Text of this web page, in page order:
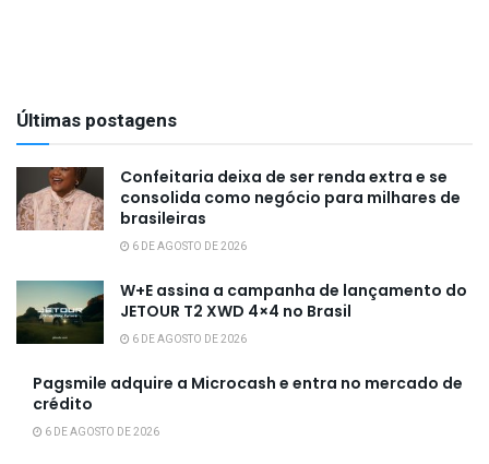
Últimas postagens
Confeitaria deixa de ser renda extra e se
consolida como negócio para milhares de
brasileiras
6 DE AGOSTO DE 2026
W+E assina a campanha de lançamento do
JETOUR T2 XWD 4×4 no Brasil
6 DE AGOSTO DE 2026
Pagsmile adquire a Microcash e entra no mercado de
crédito
6 DE AGOSTO DE 2026